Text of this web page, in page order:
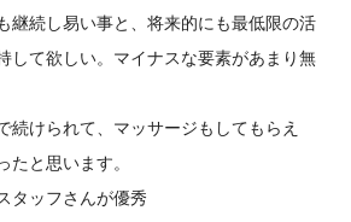
継続し易い事と、将来的にも最低限の活
して欲しい。マイナスな要素があまり無
続けられて、マッサージもしてもらえ
たと思います。
タッフさんが優秀